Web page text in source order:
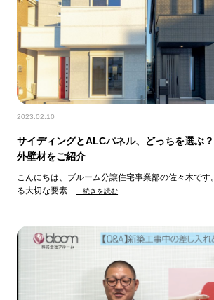
2023.02.10
サイディングとALCパネル、どっちを選ぶ
外壁材をご紹介
こんにちは、ブルーム分譲住宅事業部の佐々木です
る大切な要素
…続きを読む